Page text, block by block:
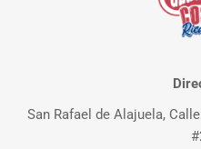
San Rafael de Alajuela,